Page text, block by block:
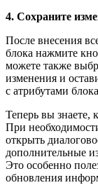
4. Сохраните
После внесения
блока нажмите
можете также
изменения и
с атрибутами
Теперь вы знаете,
При
открыть
дополнительные
Это особенно
обновления